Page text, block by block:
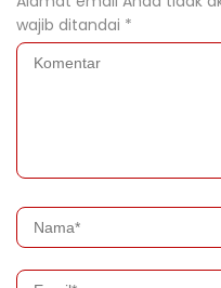
wajib ditandai *